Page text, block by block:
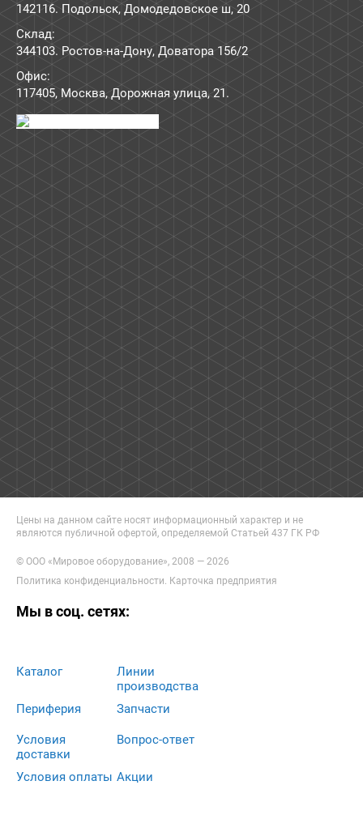
142116. Подольск, Домодедовское ш, 20
Склад:
344103. Ростов-на-Дону, Доватора 156/2
Офис:
117405, Москва, Дорожная улица, 21.
Цены на данном сайте носят информационный характер и не
являются публичной офертой, определяемой Статьей 437 ГК РФ
© ООО «Мировое оборудование», 2008 — 2026
Политика конфиденциальности. Карточка предприятия
Мы в соц. сетях:
Каталог
Периферия
Линии
производства
Запчасти
Условия
доставки
Условия оплаты
Вопрос-ответ
Акции